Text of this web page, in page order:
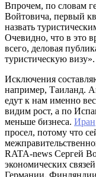
Впрочем, по словам
Войтовича, первый
назвать
Очевидно, что в это
всего, деловая
туристическую визу».
Исключения
например, Таиланд.
едут к нам именно
видим рост, а по
меньше бизнеса. Иран
просел, потому что
RATA-news Сергей
экономических